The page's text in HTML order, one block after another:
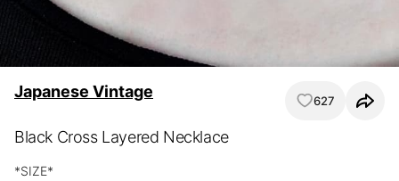
Japanese Vintage 627
Black Cross Layered Necklace
*SIZE*